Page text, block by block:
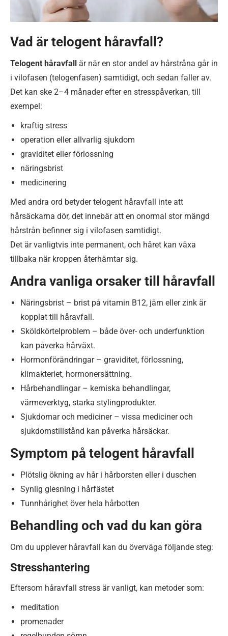
Vad är telogent håravfall?
Telogent håravfall
är när en stor andel av hårstråna går in
i vilofasen (telogenfasen) samtidigt, och sedan faller av.
Det kan ske 2–4 månader efter en stresspåverkan, till
exempel:
kraftig stress
operation eller allvarlig sjukdom
graviditet eller förlossning
näringsbrist
medicinering
Med andra ord betyder telogent håravfall inte att
hårsäckarna dör, det innebär att en onormal stor mängd
hårstrån befinner sig i vilofasen samtidigt.
Det är vanligtvis inte permanent, och håret kan växa
tillbaka när kroppen återhämtar sig.
Andra vanliga orsaker till håravfall
Näringsbrist – brist på vitamin B12, järn eller zink är
kopplat till håravfall.
Sköldkörtelproblem – både över- och underfunktion
kan påverka hårväxt.
Hormonförändringar – graviditet, förlossning,
klimakteriet, hormonersättning.
Hårbehandlingar – kemiska behandlingar,
värmeverktyg, starka stylingprodukter.
Sjukdomar och mediciner – vissa mediciner och
sjukdomstillstånd kan påverka hårsäckar.
Symptom på telogent håravfall
Plötslig ökning av hår i hårborsten eller i duschen
Synlig glesning i hårfästet
Tunnhårighet över hela hårbotten
Behandling och vad du kan göra
Om du upplever håravfall kan du överväga följande steg:
Stresshantering
Eftersom håravfall stress är vanligt, kan metoder som:
meditation
promenader